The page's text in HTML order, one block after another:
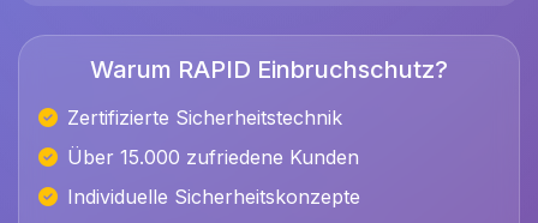
Warum RAPID Einbruchschutz?
Zertifizierte Sicherheitstechnik
Über 15.000 zufriedene Kunden
Individuelle Sicherheitskonzepte